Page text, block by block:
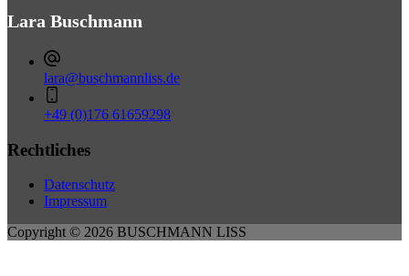
Lara Buschmann
lara@buschmannliss.de
+49 (0)176 61659298
Rechtliches
Datenschutz
Impressum
Copyright © 2026 BUSCHMANN LISS